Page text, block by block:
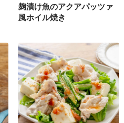
麹漬け魚のアクアパッツァ
風ホイル焼き